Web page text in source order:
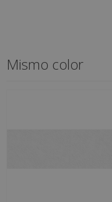
Mismo color